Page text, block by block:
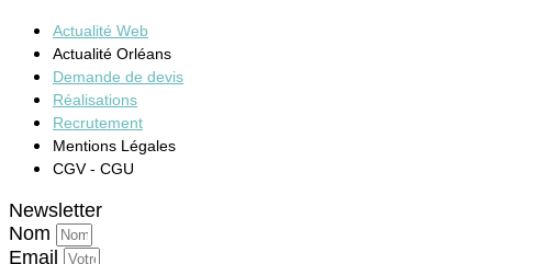
Actualité Web
Actualité Orléans
Demande de devis
Réalisations
Recrutement
Mentions Légales
CGV - CGU
Newsletter
Nom
Email